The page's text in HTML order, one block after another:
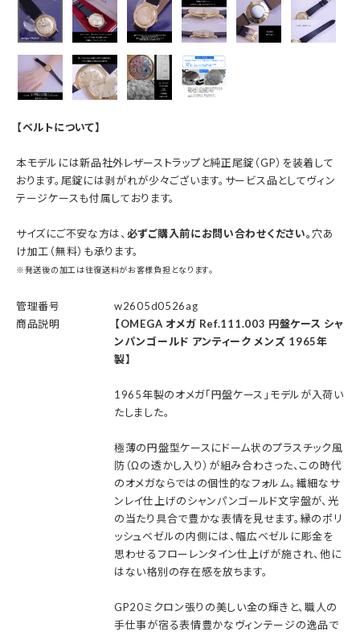
【ベルトについて】
本モデルには新品社外レザーストラップと純正尾錠（GP）を装着して
おります。尾錠には剥がれが少々ございます。サービス品としてヴィン
テージケースも付属しております。
サイズにご不安な方は、 必ずご購入前にお問い合わせください。 穴あ
け加工（無料）も承ります。
※発送後の加工は往復送料がお客様負担となります。
管理番号
w2605d0526ag
商品説明
【OMEGA オメガ Ref.111.003 円盤ケース シャ
ンパンゴールド アンティーク メンズ 1965年
製】
1965年製のオメガ「円盤ケース」モデルが入荷い
たしました。
極薄の円盤型ケースにドーム状のプラスチック風
防（Ωの透かし入り）が組み合わさった、この時代
のオメガならではの個性的なフォルム。繊細なサ
ンレイ仕上げのシャンパンゴールド文字盤が、光
の当たり具合で豊かな表情を見せます。縁のポリ
ッシュベゼルの内側には、幅広ベゼルに彫金を
思わせるフローレンタイン仕上げが施され、他に
はない格別の存在感を放ちます。
GP20ミクロン張りの美しい金の輝きと、職人の
手仕事が宿る表情豊かなヴィンテージの逸品で